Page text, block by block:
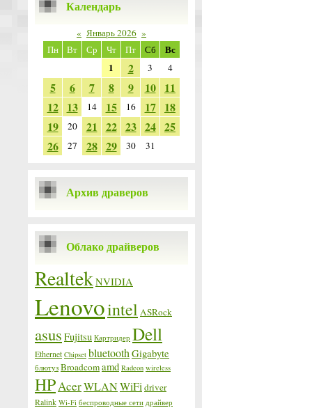
Календарь
« Январь 2026 »
Пн
Вт Ср Чт Пт Сб
Вс
1
2 3 4
5 6 7 8 9 10 11
12 13 14 15 16 17 18
19
20 21 22 23 24 25
26
27 28 29 30 31
Архив драверов
Облако драйверов
RealtekNVIDIA
Lenovointel ASRock
asus Fujitsu Картридер Dell
Ethernet Chipset bluetooth Gigabyte
блютуз Broadcomamd Radeon wireless
HPAcerWLANWiFi driver
Ralink Wi-Fi беспроводные сети драйвер